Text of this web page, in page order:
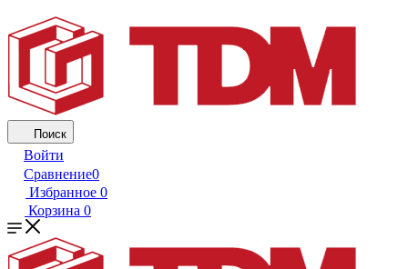
Поиск
Войти
Сравнение0
Избранное 0
Корзина 0